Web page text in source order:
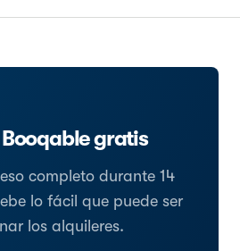
gratis
completo durante 14
lo fácil que puede ser
los alquileres.